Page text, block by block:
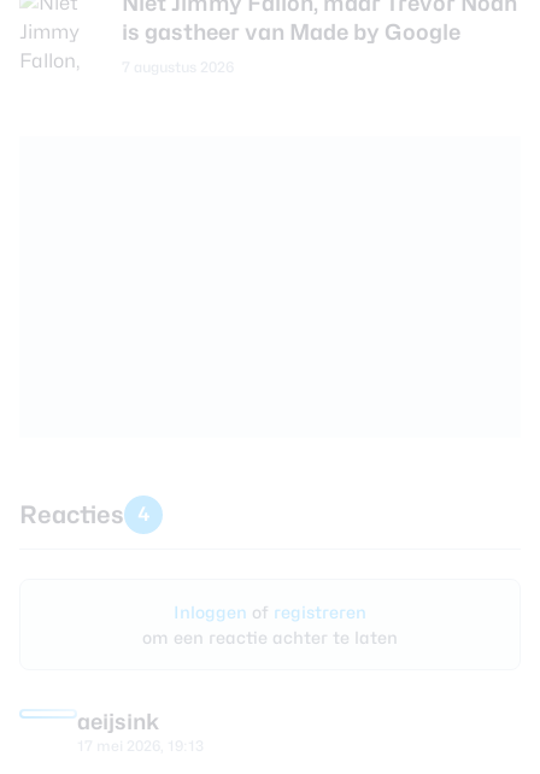
is gastheer van Made by Google
Reacties 4
Inloggen of registreren
om een reactie achter te laten
aeijsink